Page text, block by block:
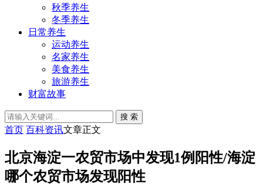
秋季养生
冬季养生
日常养生
运动养生
名家养生
美食养生
旅游养生
财富故事
搜 索
首页 百科资讯文章正文
北京海淀一农贸市场中发现1例阳性/海淀
哪个农贸市场发现阳性